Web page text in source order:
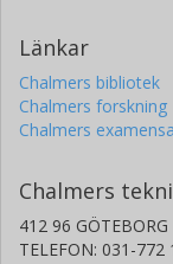
Länkar
Chalmers bibliotek
Chalmers forskning
Chalmers
Chalmers
412 96 GÖTEBORG
TELEFON: 031-772